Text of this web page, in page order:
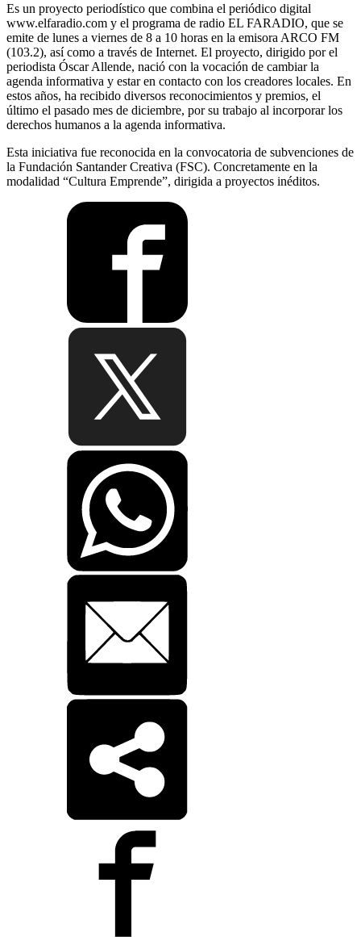
Es un proyecto periodístico que combina el periódico digital
www.elfaradio.com y el programa de radio EL FARADIO, que se
emite de lunes a viernes de 8 a 10 horas en la emisora ARCO FM
(103.2), así como a través de Internet. El proyecto, dirigido por el
periodista Óscar Allende, nació con la vocación de cambiar la
agenda informativa y estar en contacto con los creadores locales. En
estos años, ha recibido diversos reconocimientos y premios, el
último el pasado mes de diciembre, por su trabajo al incorporar los
derechos humanos a la agenda informativa.
Esta iniciativa fue reconocida en la convocatoria de subvenciones de
la Fundación Santander Creativa (FSC). Concretamente en la
modalidad “Cultura Emprende”, dirigida a proyectos inéditos.